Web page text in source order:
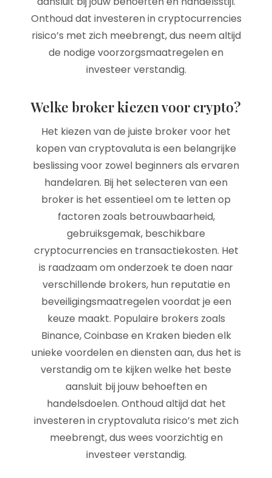
Onthoud dat investeren in cryptocurrencies
risico’s met zich meebrengt, dus neem altijd
de nodige voorzorgsmaatregelen en
investeer verstandig.
Welke broker kiezen voor crypto?
Het kiezen van de juiste broker voor het
kopen van cryptovaluta is een belangrijke
beslissing voor zowel beginners als ervaren
handelaren. Bij het selecteren van een
broker is het essentieel om te letten op
factoren zoals betrouwbaarheid,
gebruiksgemak, beschikbare
cryptocurrencies en transactiekosten. Het
is raadzaam om onderzoek te doen naar
verschillende brokers, hun reputatie en
beveiligingsmaatregelen voordat je een
keuze maakt. Populaire brokers zoals
Binance, Coinbase en Kraken bieden elk
unieke voordelen en diensten aan, dus het is
verstandig om te kijken welke het beste
aansluit bij jouw behoeften en
handelsdoelen. Onthoud altijd dat het
investeren in cryptovaluta risico’s met zich
meebrengt, dus wees voorzichtig en
investeer verstandig.